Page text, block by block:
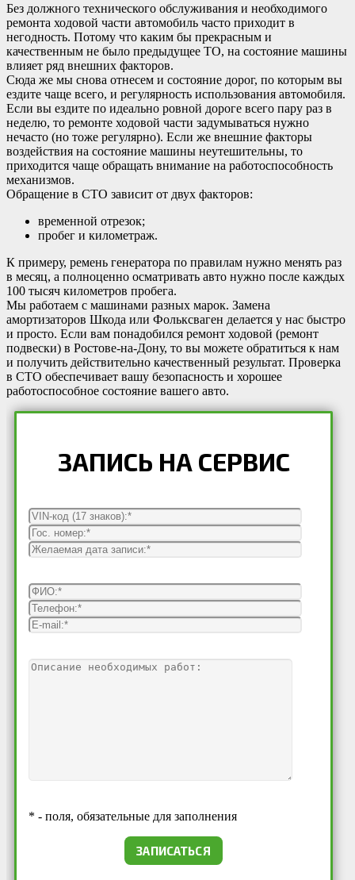
Без должного технического обслуживания и необходимого
ремонта ходовой части автомобиль часто приходит в
негодность. Потому что каким бы прекрасным и
качественным не было предыдущее ТО, на состояние машины
влияет ряд внешних факторов.
Сюда же мы снова отнесем и состояние дорог, по которым вы
ездите чаще всего, и регулярность использования автомобиля.
Если вы ездите по идеально ровной дороге всего пару раз в
неделю, то ремонте ходовой части задумываться нужно
нечасто (но тоже регулярно). Если же внешние факторы
воздействия на состояние машины неутешительны, то
приходится чаще обращать внимание на работоспособность
механизмов.
Обращение в СТО зависит от двух факторов:
временной отрезок;
пробег и километраж.
К примеру, ремень генератора по правилам нужно менять раз
в месяц, а полноценно осматривать авто нужно после каждых
100 тысяч километров пробега.
Мы работаем с машинами разных марок. Замена
амортизаторов Шкода или Фольксваген делается у нас быстро
и просто. Если вам понадобился ремонт ходовой (ремонт
подвески) в Ростове-на-Дону, то вы можете обратиться к нам
и получить действительно качественный результат. Проверка
в СТО обеспечивает вашу безопасность и хорошее
работоспособное состояние вашего авто.
ЗАПИСЬ НА СЕРВИС
* - поля, обязательные для заполнения